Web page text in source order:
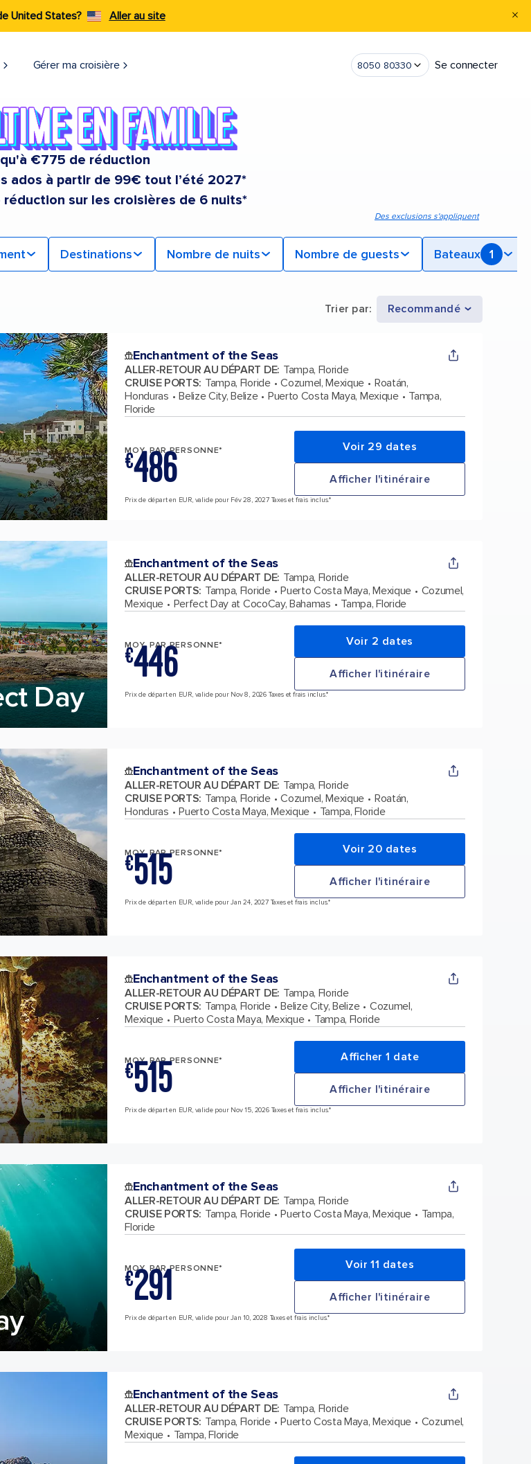
United States? Aller au site
Gérer ma croisière 8050 80330 Se connecter
€775 de réduction
ados à partir de 99€ tout l’été 2027*
réduction sur les croisières de 6 nuits*
Des exclusions s'appliquent
Destinations Nombre de nuits Nombre de guests Bateaux 1
Trier par: Recommandé
Enchantment of the Seas
ALLER-RETOUR AU DÉPART DE: Tampa, Floride
CRUISE PORTS: Tampa, Floride Cozumel, Mexique
Roatán,
Honduras
Belize City, Belize Puerto Costa Maya, Mexique
Tampa,
Floride
MOY. PAR PERSONNE*
€486 Voir 29 dates
Afficher l'itinéraire
Prix de départ en EUR, valide pour Fév 28, 2027 Taxes et frais inclus.*
Day
Enchantment of the Seas
ALLER-RETOUR AU DÉPART DE: Tampa, Floride
CRUISE PORTS: Tampa, Floride Puerto Costa Maya, Mexique
Cozumel,
Mexique
Perfect Day at CocoCay, Bahamas Tampa, Floride
MOY. PAR PERSONNE*
€446 Voir 2 dates
Afficher l'itinéraire
Prix de départ en EUR, valide pour Nov 8, 2026 Taxes et frais inclus.*
Enchantment of the Seas
ALLER-RETOUR AU DÉPART DE: Tampa, Floride
CRUISE PORTS: Tampa, Floride Cozumel, Mexique
Roatán,
Honduras
Puerto Costa Maya, Mexique Tampa, Floride
MOY. PAR PERSONNE*
€515 Voir 20 dates
Afficher l'itinéraire
Prix de départ en EUR, valide pour Jan 24, 2027 Taxes et frais inclus.*
Enchantment of the Seas
ALLER-RETOUR AU DÉPART DE: Tampa, Floride
CRUISE PORTS: Tampa, Floride Belize City, Belize
Cozumel,
Mexique
Puerto Costa Maya, Mexique Tampa, Floride
MOY. PAR PERSONNE*
€515 Afficher 1 date
Afficher l'itinéraire
Prix de départ en EUR, valide pour Nov 15, 2026 Taxes et frais inclus.*
Enchantment of the Seas
ALLER-RETOUR AU DÉPART DE: Tampa, Floride
CRUISE PORTS: Tampa, Floride Puerto Costa Maya, Mexique
Tampa,
Floride
MOY. PAR PERSONNE*
€291 Voir 11 dates
Afficher l'itinéraire
Prix de départ en EUR, valide pour Jan 10, 2028 Taxes et frais inclus.*
Enchantment of the Seas
ALLER-RETOUR AU DÉPART DE: Tampa, Floride
CRUISE PORTS: Tampa, Floride Puerto Costa Maya, Mexique
Cozumel,
Mexique
Tampa, Floride